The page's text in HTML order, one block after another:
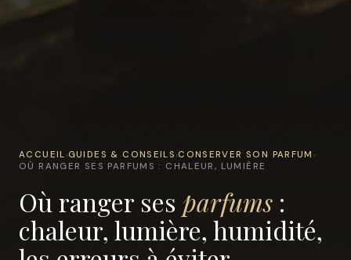
ACCUEIL ›GUIDES & CONSEILS ›CONSERVER SON PARFUM ›
OÙ RANGER SES PARFUMS : CHALEUR, LUMIÈRE
Où ranger ses parfums :
chaleur, lumière, humidité,